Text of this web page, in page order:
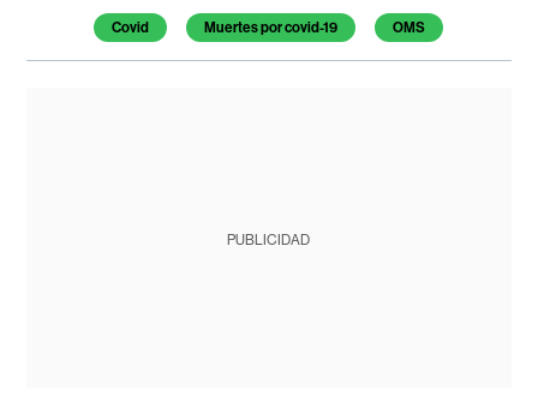
Temas de este artículo
Covid Muertes por covid-19 OMS
PUBLICIDAD